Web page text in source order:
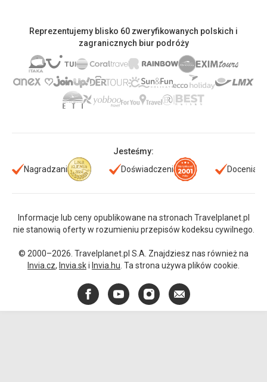
Reprezentujemy blisko 60 zweryfikowanych polskich i
zagranicznych biur podróży
Jesteśmy:
Nagradzani
Doświadczeni Doceniani
Informacje lub ceny opublikowane na stronach Travelplanet.pl
nie stanowią oferty w rozumieniu przepisów kodeksu cywilnego.
© 2000–2026. Travelplanet.pl S.A. Znajdziesz nas również na
Invia.cz, Invia.ski Invia.hu . Ta strona używa plików cookie.
FacebookYouTubeInstagram
E-
mail